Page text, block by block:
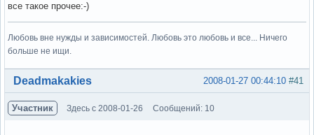
все такое прочее:-)
Любовь вне нужды и зависимостей. Любовь это любовь и все... Ничего
больше не ищи.
Вне форума #41
2008-01-27 00:44:10
Deadmakakies
Участник Здесь с 2008-01-26 Сообщений: 10